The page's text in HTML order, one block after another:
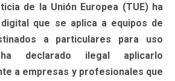
de la Unión Europea (TUE) ha
que se aplica a equipos de
a particulares para uso
declarado ilegal aplicarlo
a empresas y profesionales que